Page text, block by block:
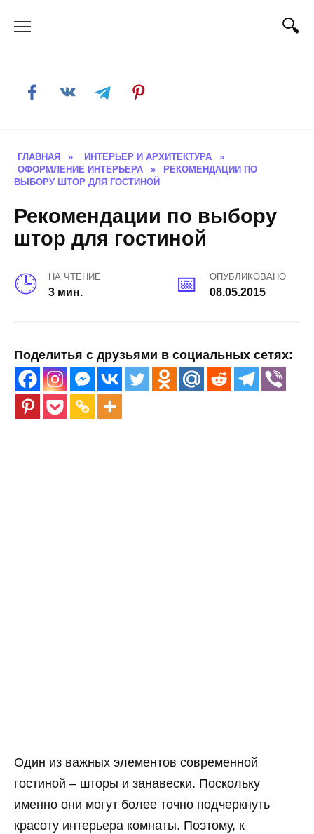
ГЛАВНАЯ » ИНТЕРЬЕР И АРХИТЕКТУРА
»
ОФОРМЛЕНИЕ ИНТЕРЬЕРА
»
РЕКОМЕНДАЦИИ ПО
ВЫБОРУ ШТОР ДЛЯ ГОСТИНОЙ
Рекомендации по выбору
штор для гостиной
НА ЧТЕНИЕ
3 мин.
ОПУБЛИКОВАНО
08.05.2015
Поделитья с друзьями в социальных сетях:
Один из важных элементов современной
гостиной – шторы и занавески. Поскольку
именно они могут более точно подчеркнуть
красоту интерьера комнаты. Поэтому, к